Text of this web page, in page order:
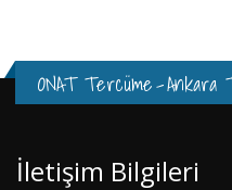
ONAT Tercüme-Ankara
İletişim Bilgileri